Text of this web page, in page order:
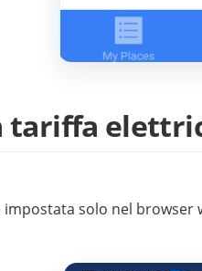
tariffa
solo nel browser